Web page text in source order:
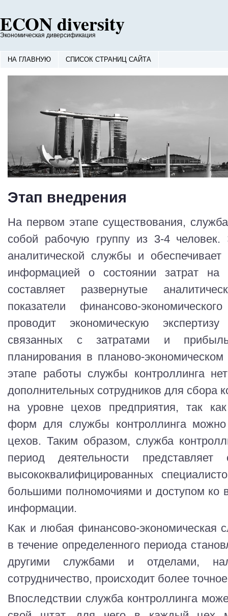
ECON diversity
Экономическая диверсификация
НА ГЛАВНУЮ СПИСОК СТРАНИЦ САЙТА
Этап внедрения
На первом этапе существования,
собой рабочую группу из 3-4 человек.
аналитической службы и обеспечивает
информацией о состоянии затрат на
составляет развернутые
показатели финансово-
проводит экономическую
связанных с затратами и
планирования в планово-
этапе работы службы контроллинга
дополнительных сотрудников для сбора
на уровне цехов предприятия, так
форм для службы контроллинга можно
цехов. Таким образом, служба
период деятельности
высококвалифицированных
большими полномочиями и доступом ко
информации.
Как и любая финансово-экономическая
в течение определенного периода
другими службами и отделами,
сотрудничество, происходит более
Впоследствии служба контроллинга